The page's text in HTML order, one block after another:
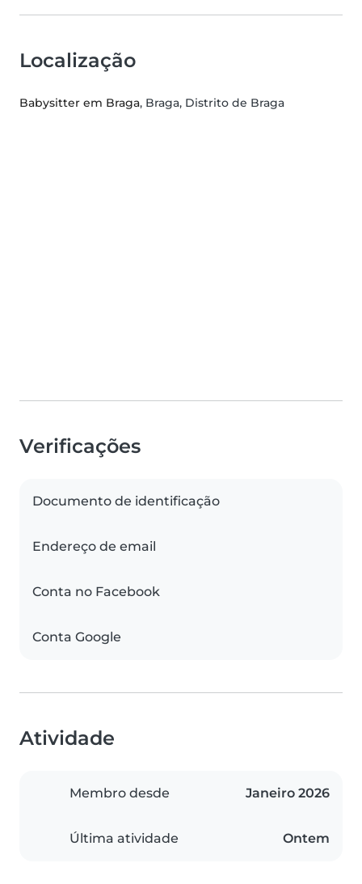
Localização
Babysitter em Braga, Braga, Distrito de Braga
Verificações
Documento de identificação
Endereço de email
Conta no Facebook
Conta Google
Atividade
Membro desde Janeiro 2026
Última atividade Ontem